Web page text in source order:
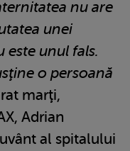
nu are
unei
este unul fals.
o persoană
marţi,
Adrian
al spitalului